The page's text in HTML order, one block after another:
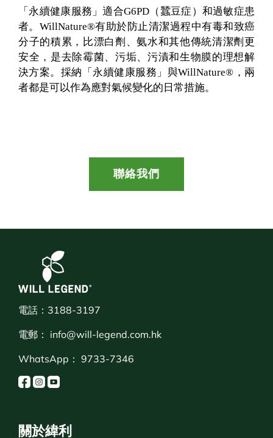
「永續健康服務」適合G6PD（蠶豆症）和過敏症患
者。WillNature®有助於防止清潔過程中有毒和致癌
分子的積累，比漂白劑、氨水和其他傳統清潔劑更
安全，是去除霉菌、污垢、污漬和生物膜的理想解
決方案。採納「永續健康服務」與WillNature®，兩
者都是可以作為應對氣候變化的日常措施。
聯絡我們
電話：3188-3197
電郵： info@will-legend.com.hk
WhatsApp： 9733-7346
關於緯利